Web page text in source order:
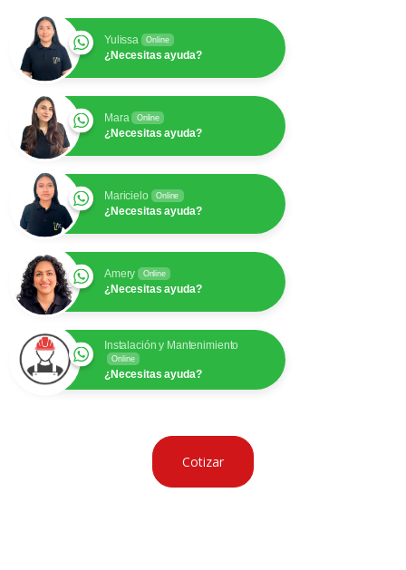
Yulissa Online
¿Necesitas ayuda?
Mara Online
¿Necesitas ayuda?
Maricielo Online
¿Necesitas ayuda?
Amery Online
¿Necesitas ayuda?
Instalación y Mantenimiento
Online
¿Necesitas ayuda?
Cotizar